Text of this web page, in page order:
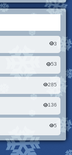
3
53
285
136
5